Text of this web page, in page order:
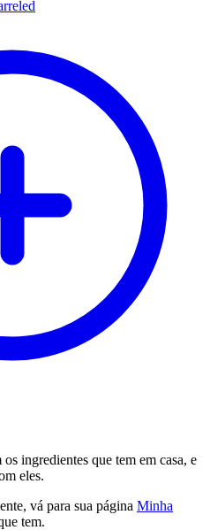
ingredientes que tem em casa, e
eles.
vá para sua página Minha
tem.